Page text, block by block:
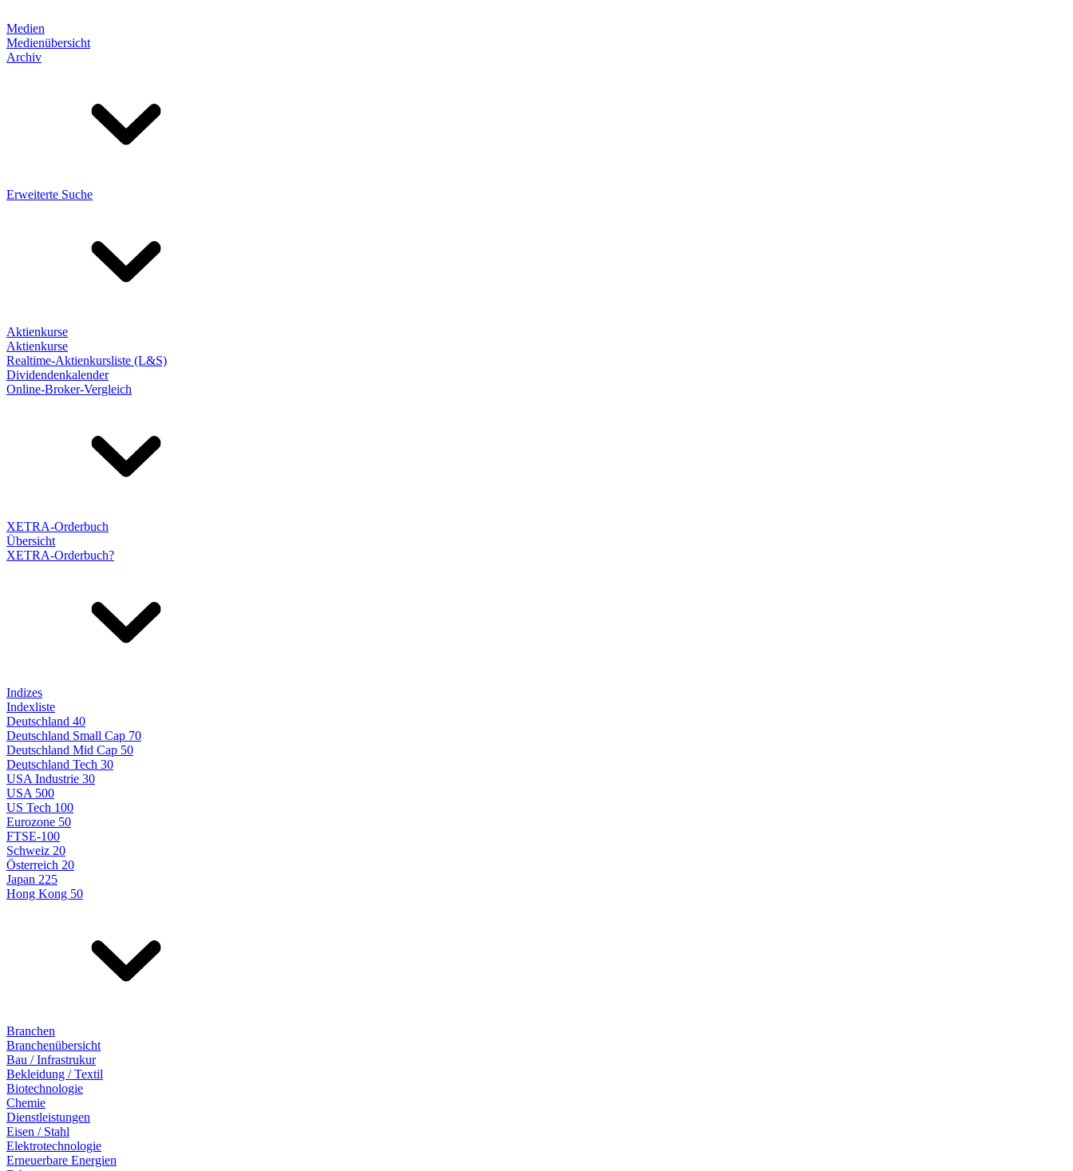
Medien
Medienübersicht
Archiv
Erweiterte Suche
Aktienkurse
Aktienkurse
Realtime-Aktienkursliste (L&S)
Dividendenkalender
Online-Broker-Vergleich
XETRA-Orderbuch
Übersicht
XETRA-Orderbuch?
Indizes
Indexliste
Deutschland 40
Deutschland Small Cap 70
Deutschland Mid Cap 50
Deutschland Tech 30
USA Industrie 30
USA 500
US Tech 100
Eurozone 50
FTSE-100
Schweiz 20
Österreich 20
Japan 225
Hong Kong 50
Branchen
Branchenübersicht
Bau / Infrastrukur
Bekleidung / Textil
Biotechnologie
Chemie
Dienstleistungen
Eisen / Stahl
Elektrotechnologie
Erneuerbare Energien